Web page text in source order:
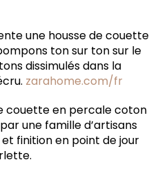
une housse de couette
ton sur ton sur le
dissimulés dans la
zarahome.com/fr
couette en percale coton
une famille d’artisans
finition en point de jour